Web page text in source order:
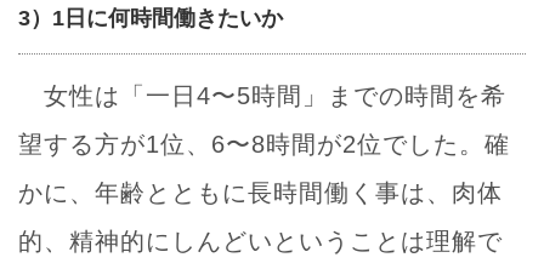
3）1日に何時間働きたいか
女性は「一日4〜5時間」までの時間を希
望する方が1位、6〜8時間が2位でした。確
かに、年齢とともに長時間働く事は、肉体
的、精神的にしんどいということは理解で